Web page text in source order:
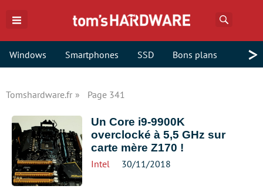
Windows Smartphones SSD Bons plans >
Tomshardware.fr Page 341
Un Core i9-9900K
overclocké à 5,5 GHz sur
carte mère Z170 !
Intel 30/11/2018